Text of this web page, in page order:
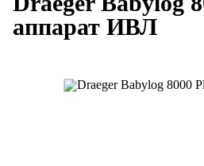
аппарат ИВЛ